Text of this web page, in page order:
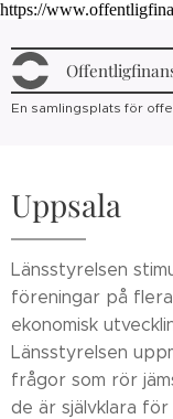
https://
En samlingsplats för
Uppsala
Länsstyrelsen
föreningar på
ekonomisk
Länsstyrelsen
frågor som rör
de är självklara